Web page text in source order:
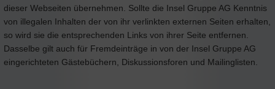
dieser Webseiten übernehmen. Sollte die Insel Gruppe AG Kenntnis
von illegalen Inhalten der von ihr verlinkten externen Seiten erhalten,
so wird sie die entsprechenden Links von ihrer Seite entfernen.
Dasselbe gilt auch für Fremdeinträge in von der Insel Gruppe AG
eingerichteten Gästebüchern, Diskussionsforen und Mailinglisten.